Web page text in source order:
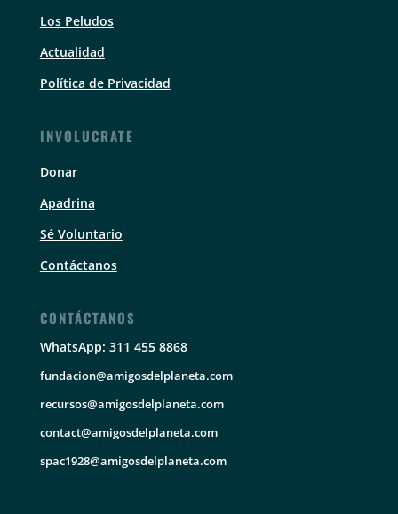
Los Peludos
Actualidad
Política de Privacidad
INVOLUCRATE
Donar
Apadrina
Sé Voluntario
Contáctanos
CONTÁCTANOS
WhatsApp: 311 455 8868
fundacion@amigosdelplaneta.com
recursos@amigosdelplaneta.com
contact@amigosdelplaneta.com
spac1928@amigosdelplaneta.com